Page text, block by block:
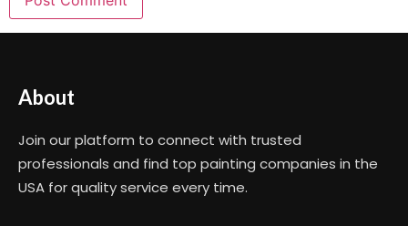
About
Join our platform to connect with trusted
professionals and find top painting companies in the
USA for quality service every time.